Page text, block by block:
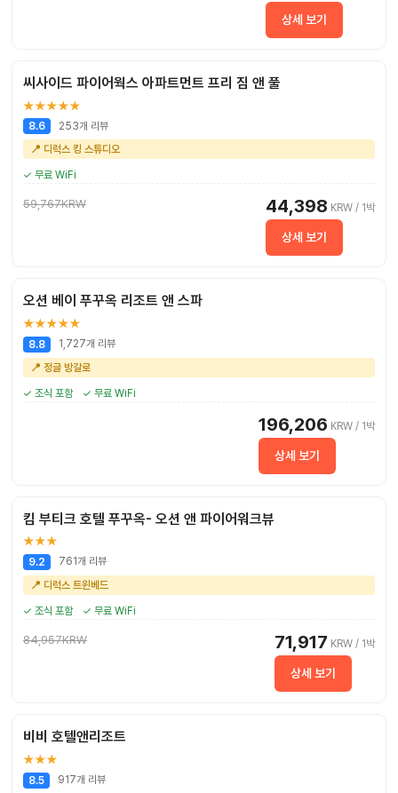
상세 보기
씨사이드 파이어웍스 아파트먼트 프리 짐 앤 풀
★★★★★
8.6
253개 리뷰
📍 디럭스 킹 스튜디오
✓ 무료 WiFi
59,767KRW 44,398 KRW / 1박
상세 보기
오션 베이 푸꾸옥 리조트 앤 스파
★★★★★
8.8
1,727개 리뷰
📍 정글 방갈로
✓ 조식 포함 ✓ 무료 WiFi
196,206 KRW / 1박
상세 보기
킴 부티크 호텔 푸꾸옥- 오션 앤 파이어워크뷰
★★★
9.2
761개 리뷰
📍 디럭스 트윈베드
✓ 조식 포함 ✓ 무료 WiFi
84,957KRW 71,917 KRW / 1박
상세 보기
비비 호텔앤리조트
★★★
8.5
917개 리뷰